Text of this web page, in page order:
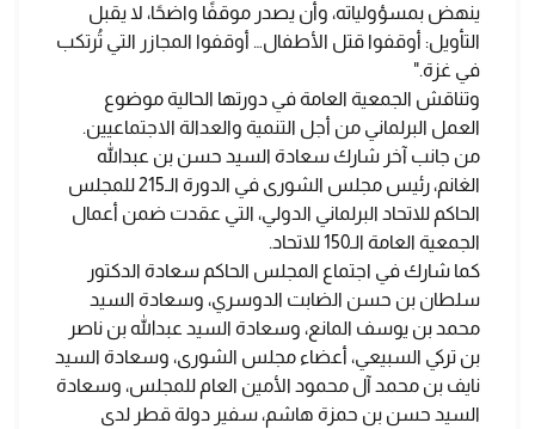
ينهض بمسؤولياته، وأن يصدر موقفًا واضحًا، لا يقبل
التأويل: أوقفوا قتل الأطفال… أوقفوا المجازر التي تُرتكب
في غزة."
وتناقش الجمعية العامة في دورتها الحالية موضوع
العمل البرلماني من أجل التنمية والعدالة الاجتماعيين.
من جانب آخر شارك سعادة السيد حسن بن عبدالله
الغانم، رئيس مجلس الشورى في الدورة الـ215 للمجلس
الحاكم للاتحاد البرلماني الدولي، التي عقدت ضمن أعمال
الجمعية العامة الـ150 للاتحاد.
كما شارك في اجتماع المجلس الحاكم سعادة الدكتور
سلطان بن حسن الضابت الدوسري، وسعادة السيد
محمد بن يوسف المانع، وسعادة السيد عبدالله بن ناصر
بن تركي السبيعي، أعضاء مجلس الشورى، وسعادة السيد
نايف بن محمد آل محمود الأمين العام للمجلس، وسعادة
السيد حسن بن حمزة هاشم، سفير دولة قطر لدى